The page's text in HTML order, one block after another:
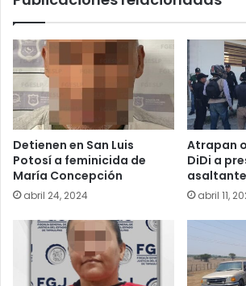
Detienen en San Luis
Potosí a feminicida de
María Concepción
abril 24, 2024
Atrapan
DiDi a
abril 11,